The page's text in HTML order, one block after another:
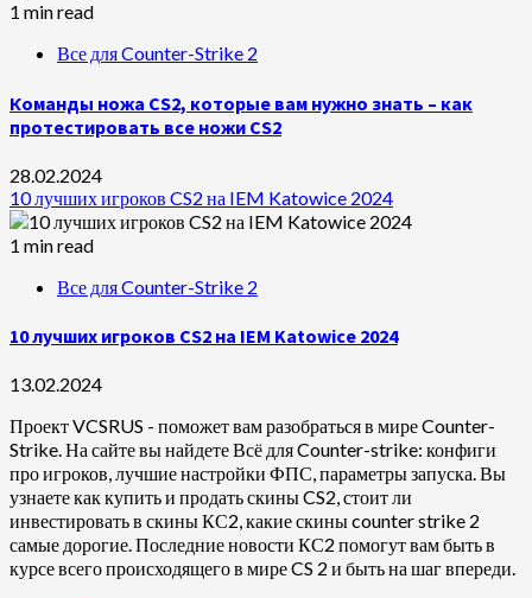
1 min read
Все для Counter-Strike 2
Команды ножа CS2, которые вам нужно знать – как
протестировать все ножи CS2
28.02.2024
10 лучших игроков CS2 на IEM Katowice 2024
1 min read
Все для Counter-Strike 2
10 лучших игроков CS2 на IEM Katowice 2024
13.02.2024
Проект VCSRUS - поможет вам разобраться в мире Counter-
Strike. На сайте вы найдете Всё для Counter-strike: конфиги
про игроков, лучшие настройки ФПС, параметры запуска. Вы
узнаете как купить и продать скины CS2, стоит ли
инвестировать в скины КС2, какие скины counter strike 2
самые дорогие. Последние новости КС2 помогут вам быть в
курсе всего происходящего в мире CS 2 и быть на шаг впереди.